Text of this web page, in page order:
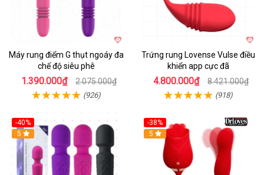
Máy rung điểm G thụt ngoáy đa
chế độ siêu phê
1.390.000₫ 2.075.000₫
(926)
Trứng rung Lovense Vulse điều
khiển app cực đã
4.800.000₫ 8.421.000₫
(918)
-40%
5
-38%
Hot
5